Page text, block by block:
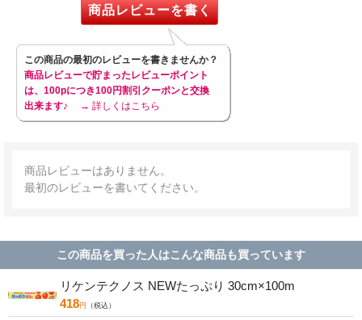
商品レビューを書く
この商品の最初のレビューを書きませんか？
商品レビューで貯まったレビューポイント
は、100pにつき100円割引クーポンと交換
出来ます♪
→ 詳しくはこちら
商品レビューはありません。
最初のレビューを書いてください。
この商品を買った人はこんな商品も買っています
リケンテクノス NEWたっぷり 30cm×100m
418円 （税込）